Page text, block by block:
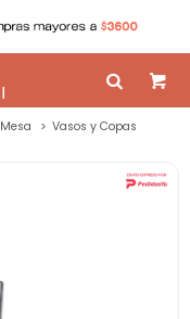
Mesa Vasos y Copas